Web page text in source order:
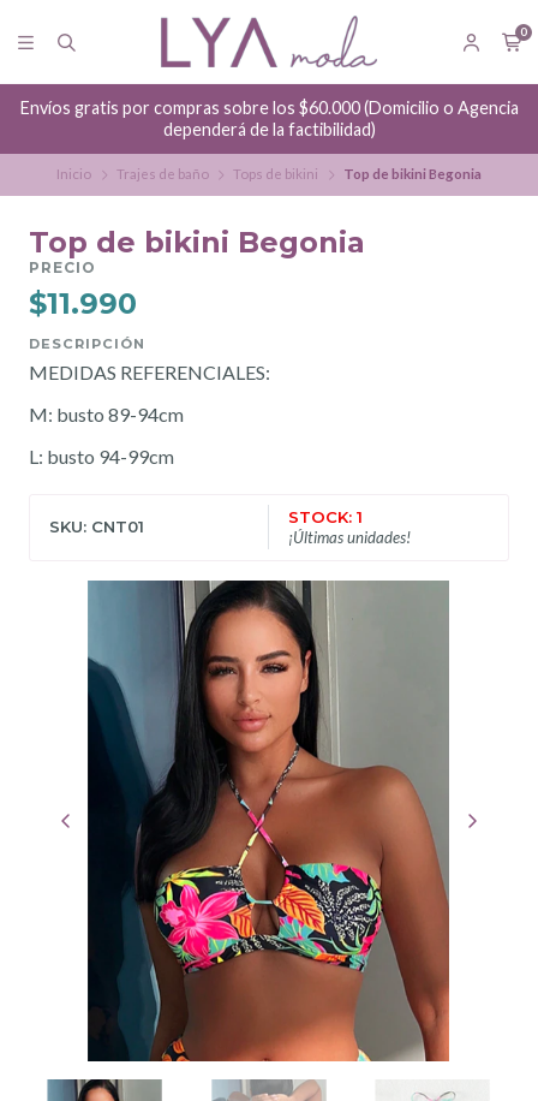
0
Envíos gratis por compras sobre los $60.000 (Domicilio o Agencia
dependerá de la factibilidad)
Inicio Trajes de baño Tops de bikini Top de bikini Begonia
Top de bikini Begonia
PRECIO
$11.990
DESCRIPCIÓN
MEDIDAS REFERENCIALES:
M: busto 89-94cm
L: busto 94-99cm
SKU: CNT01
STOCK: 1
¡Últimas unidades!